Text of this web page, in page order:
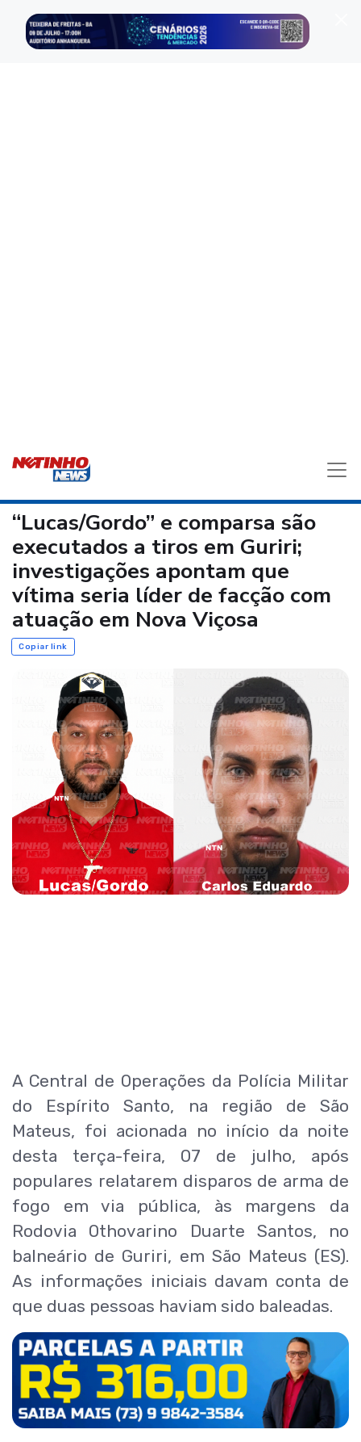
“Lucas/Gordo” e comparsa são
executados a tiros em Guriri;
investigações apontam que
vítima seria líder de facção com
atuação em Nova Viçosa
Copiar link
A Central de Operações da Polícia Militar
do Espírito Santo, na região de São
Mateus, foi acionada no início da noite
desta terça-feira, 07 de julho, após
populares relatarem disparos de arma de
fogo em via pública, às margens da
Rodovia Othovarino Duarte Santos, no
balneário de Guriri, em São Mateus (ES).
As informações iniciais davam conta de
que duas pessoas haviam sido baleadas.